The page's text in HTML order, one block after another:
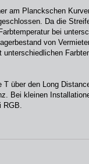
am Planckschen
Da die
bei
von
über den Long
Bei kleinen
RGB.